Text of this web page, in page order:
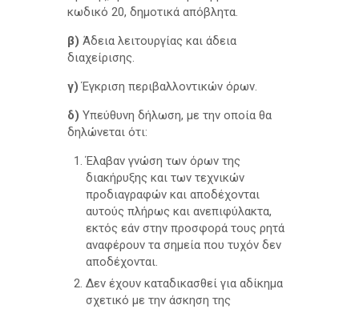
κωδικό 20, δημοτικά απόβλητα.
β) Άδεια λειτουργίας και άδεια
διαχείρισης.
γ)Έγκριση περιβαλλοντικών όρων.
δ) Υπεύθυνη δήλωση, με την οποία θα
δηλώνεται ότι:
Έλαβαν γνώση των όρων της
διακήρυξης και των τεχνικών
προδιαγραφών και αποδέχονται
αυτούς πλήρως και ανεπιφύλακτα,
εκτός εάν στην προσφορά τους ρητά
αναφέρουν τα σημεία που τυχόν δεν
αποδέχονται.
Δεν έχουν καταδικασθεί για αδίκημα
σχετικό με την άσκηση της